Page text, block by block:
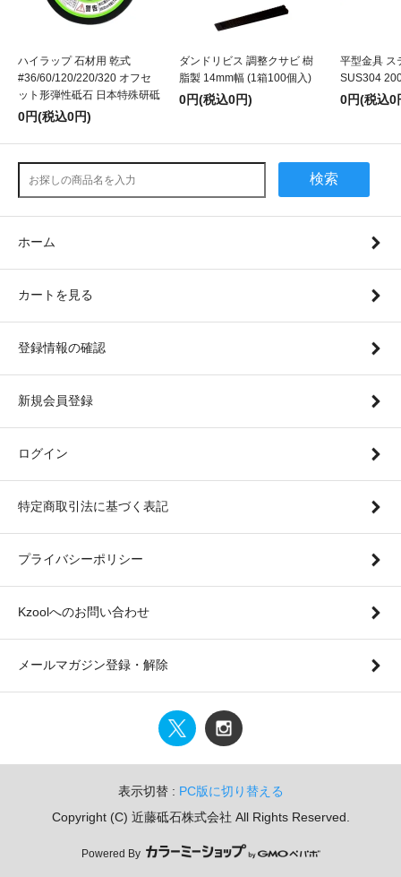
ハイラップ 石材用 乾式
#36/60/120/220/320 オフセ
ット形弾性砥石 日本特殊研砥
0円(税込0円)
ダンドリビス 調整クサビ 樹
脂製 14mm幅 (1箱100個入)
0円(税込0円)
平型金具 ス
SUS304
0円(税込0
検索
ホーム
カートを見る
登録情報の確認
新規会員登録
ログイン
特定商取引法に基づく表記
プライバシーポリシー
Kzoolへのお問い合わせ
メールマガジン登録・解除
表示切替 : PC版に切り替える
Copyright (C) 近藤砥石株式会社 All Rights Reserved.
Powered By